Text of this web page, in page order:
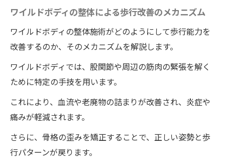
ワイルドボディの整体による歩行改善のメカニズム
ワイルドボディの整体施術がどのようにして歩行能力を
改善するのか、そのメカニズムを解説します。
ワイルドボディでは、股関節や周辺の筋肉の緊張を解く
ために特定の手技を用います。
これにより、血流や老廃物の詰まりが改善され、炎症や
痛みが軽減されます。
さらに、骨格の歪みを矯正することで、正しい姿勢と歩
行パターンが戻ります。